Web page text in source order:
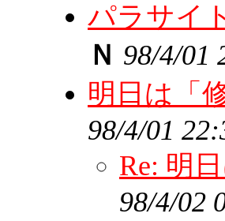
パラサイ
Ｎ 98/4/01
明日は「
98/4/01
Re: 明
98/4/02